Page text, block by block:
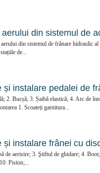
din sistemul de
din sistemul de frânare hidraulic
de...
și instalare pedalei de
2. Bucșă; 3. Șaibă elastică; 4. Arc de
1. Scoateți garnitura...
și instalare frânei cu
de aerisire; 3. Ştiftul de ghidare; 4.
Piston;...